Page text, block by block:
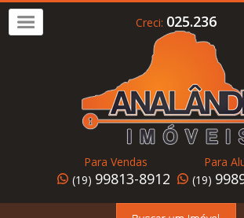
Alugar
Home
Creci: 025.236
Para Vendas
(19) 99813-8912
Para
(19)